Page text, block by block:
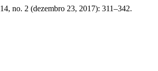
14, no. 2 (dezembro 23, 2017): 311–342.